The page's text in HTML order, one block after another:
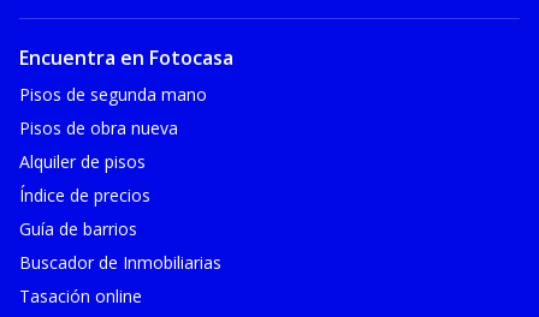
Encuentra en Fotocasa
Pisos de segunda mano
Pisos de obra nueva
Alquiler de pisos
Índice de precios
Guía de barrios
Buscador de Inmobiliarias
Tasación online